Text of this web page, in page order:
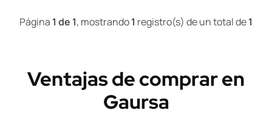
Página 1 de 1, mostrando1 registro(s) de un total de1
Ventajas de comprar en
Gaursa